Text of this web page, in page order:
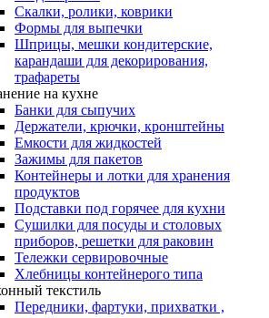
Скалки, ролики, коврики
Формы для выпечки
Шприцы, мешки кондитерские,
карандаши для декорирования,
трафареты
на кухне
Банки для сыпучих
Держатели, крючки, кронштейны
Емкости для жидкостей
Зажимы для пакетов
Контейнеры и лотки для хранения
продуктов
Подставки под горячее для кухни
Сушилки для посуды и столовых
приборов, решетки для раковин
Тележки сервировочные
Хлебницы контейнерого типа
текстиль
Передники, фартуки, прихватки ,